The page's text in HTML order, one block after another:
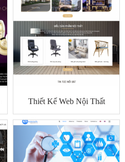
Thiết Kế Web Nội Thất